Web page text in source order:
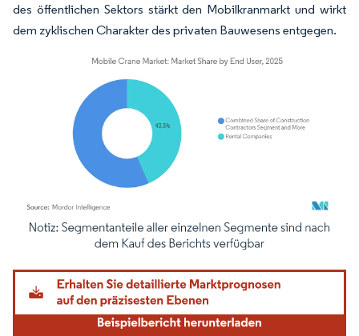
des öffentlichen Sektors stärkt den Mobilkranmarkt und wirkt
dem zyklischen Charakter des privaten Bauwesens entgegen.
Bild © Mordor Intelligence. Wiederverwendung erfordert Namensnennung